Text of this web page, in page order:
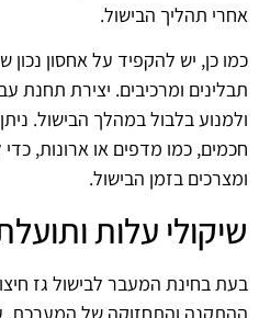
אחרי תהליך הבישול.
כמו כן, יש להקפיד על אחסון נכון
תבלינים ומרכיבים. יצירת תחנת
ולמנוע בלבול במהלך הבישול.
חכמים, כמו מדפים או ארונות,
ומצרכים בזמן הבישול.
שיקולי עלות
בעת בחינת המעבר לבישול גז
ההתקנה והתחזוקה של המערכת.